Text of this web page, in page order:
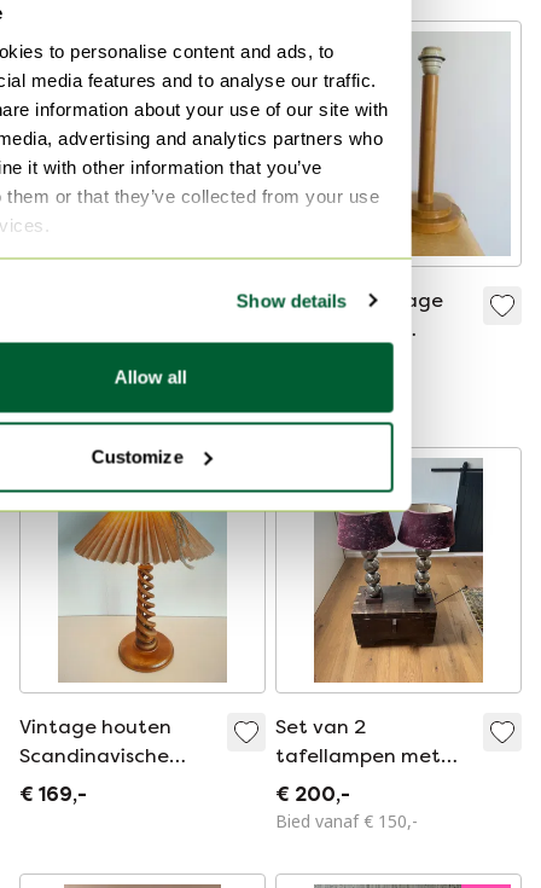
to personalise content and ads, to
media features and to analyse our traffic.
information about your use of our site with
advertising and analytics partners who
it with other information that you’ve
them or that they’ve collected from your use
Show details
Allow all
Customize
-32%
€ 65,-
Een paar vintage
Vintage houten
Scandinavische
sculptuur tafellamp
€ 169,-
Set van 2
tafellampen met
velourse kap
€ 200,-
Bied vanaf € 150,-